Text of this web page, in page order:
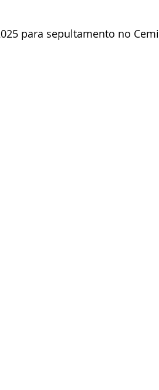
para sepultamento no